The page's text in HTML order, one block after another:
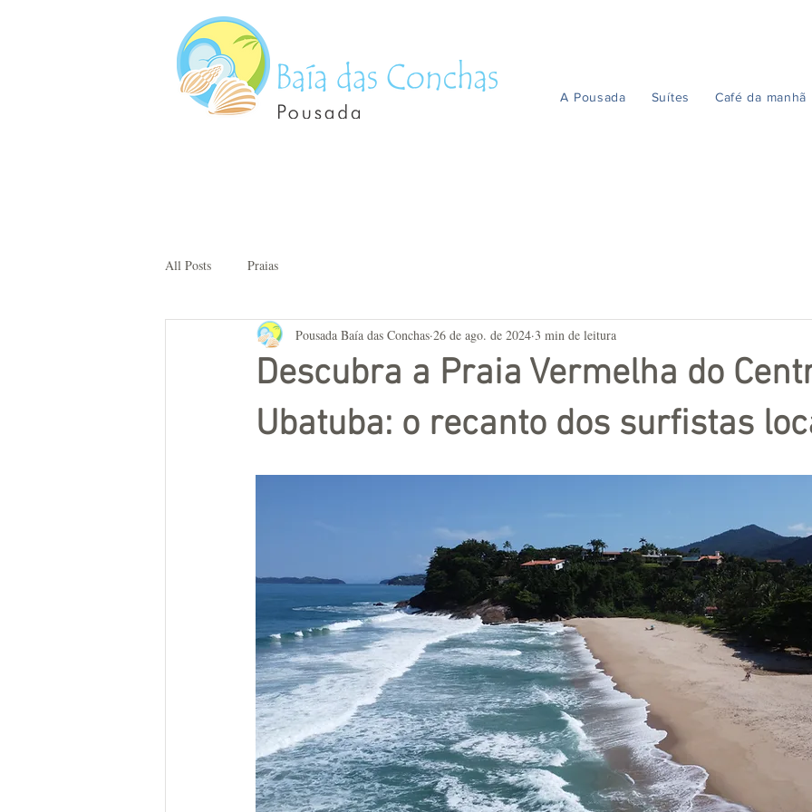
A Pousada Suítes Café da manhã
All Posts Praias
Descubra a Praia Vermelha do
Ubatuba: o recanto dos surfistas
Pousada Baía das Conchas 26 de ago. de 2024 3 min de leitura